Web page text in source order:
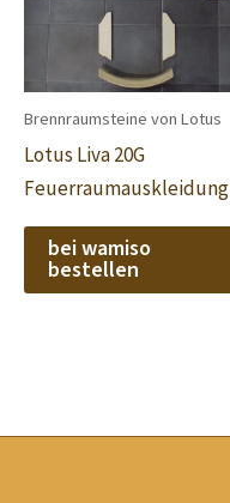
Brennraumsteine von Lotus
Lotus Liva 20G
Feuerraumauskleidung
bei wamiso
bestellen